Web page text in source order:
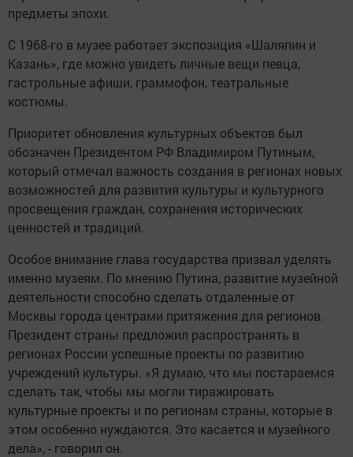
предметы эпохи.
С 1968-го в музее работает экспозиция «Шаляпин и
Казань», где можно увидеть личные вещи певца,
гастрольные афиши, граммофон, театральные
костюмы.
Приоритет обновления культурных объектов был
обозначен Президентом РФ Владимиром Путиным,
который отмечал важность создания в регионах новых
возможностей для развития культуры и культурного
просвещения граждан, сохранения исторических
ценностей и традиций.
Особое внимание глава государства призвал уделять
именно музеям. По мнению Путина, развитие музейной
деятельности способно сделать отдаленные от
Москвы города центрами притяжения для регионов.
Президент страны предложил распространять в
регионах России успешные проекты по развитию
учреждений культуры. «Я думаю, что мы постараемся
сделать так, чтобы мы могли тиражировать
культурные проекты и по регионам страны, которые в
этом особенно нуждаются. Это касается и музейного
дела», - говорил он.